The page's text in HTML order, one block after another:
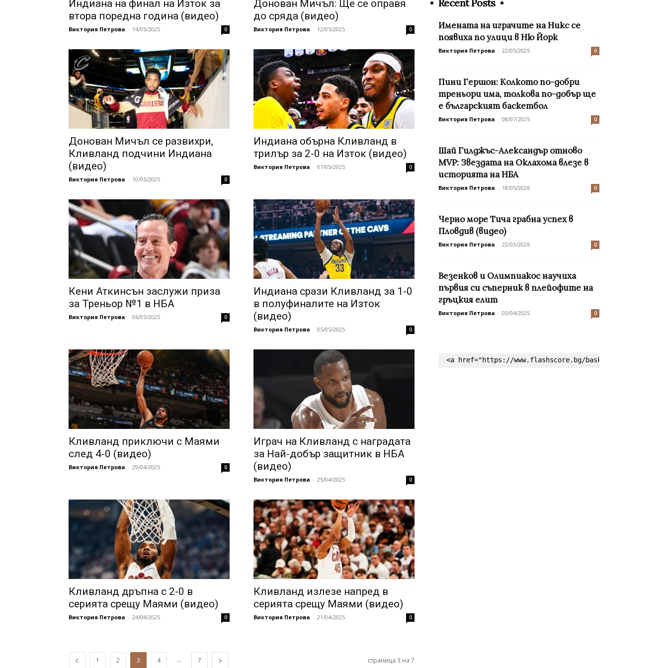
Индиана на финал на Изток за
втора поредна година (видео)
Виктория Петрова - 14/05/2025 0
Донован Мичъл: Ще се оправя
до сряда (видео)
Виктория Петрова - 12/05/2025 0
Донован Мичъл се развихри,
Кливланд подчини Индиана
(видео)
Виктория Петрова - 10/05/2025 0
Индиана обърна Кливланд в
трилър за 2-0 на Изток (видео)
Виктория Петрова - 07/05/2025 0
Кени Аткинсън заслужи приза
за Треньор №1 в НБА
Виктория Петрова - 06/05/2025 0
Индиана срази Кливланд за 1-0
в полуфиналите на Изток
(видео)
Виктория Петрова - 05/05/2025 0
Кливланд приключи с Маями
след 4-0 (видео)
Виктория Петрова - 29/04/2025 0
Играч на Кливланд с наградата
за Най-добър защитник в НБА
(видео)
Виктория Петрова - 25/04/2025 0
Кливланд дръпна с 2-0 в
серията срещу Маями (видео)
Виктория Петрова - 24/04/2025 0
Кливланд излезе напред в
серията срещу Маями (видео)
Виктория Петрова - 21/04/2025 0
1 2 3 4 ... 7 страница 3 на 7
Recent Posts
Имената на играчите на Никс се
появиха по улици в Ню Йорк
Виктория Петрова - 22/05/2025 0
Пини Гершон: Колкото по-добри
треньори има, толкова по-добър ще
е българският баскетбол
Виктория Петрова - 08/07/2025 0
Шай Гилджъс-Александър отново
MVP: Звездата на Оклахома влезе в
историята на НБА
Виктория Петрова - 18/05/2026 0
Черно море Тича грабна успех в
Пловдив (видео)
Виктория Петрова - 22/03/2026 0
Везенков и Олимпиакос научиха
първия си съперник в плейофите на
гръцкия елит
Виктория Петрова - 03/04/2025 0
<a href="https://www.flashscore.bg/basketball/"